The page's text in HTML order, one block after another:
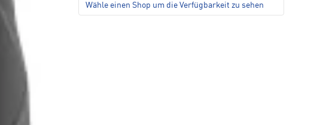
Wähle einen Shop um die Verfügbarkeit zu sehen